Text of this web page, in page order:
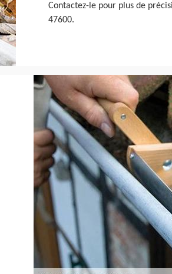
Contactez-le pour plus de
47600.